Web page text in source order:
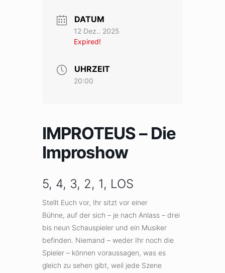
DATUM
12 Dez.. 2025
Expired!
UHRZEIT
20:00
IMPROTEUS – Die
Improshow
5, 4, 3, 2, 1, LOS
Stellt Euch vor, Ihr sitzt vor einer
Bühne, auf der sich – je nach Anlass – drei
bis neun Schauspieler und ein Musiker
befinden. Niemand – weder Ihr noch die
Spieler – können voraussagen, was es
gleich zu sehen gibt, weil jede Szene